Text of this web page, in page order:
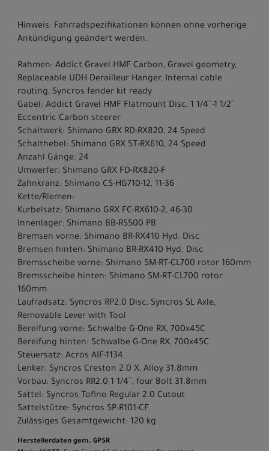
Hinweis: Fahrradspezifikationen können ohne vorherige
Ankündigung geändert werden.
Rahmen: Addict Gravel HMF Carbon, Gravel geometry,
Replaceable UDH Derailleur Hanger, Internal cable
routing, Syncros fender kit ready
Gabel: Addict Gravel HMF Flatmount Disc, 1 1/4´´-1 1/2´´
Eccentric Carbon steerer
Schaltwerk: Shimano GRX RD-RX820, 24 Speed
Schalthebel: Shimano GRX ST-RX610, 24 Speed
Anzahl Gänge: 24
Umwerfer: Shimano GRX FD-RX820-F
Zahnkranz: Shimano CS-HG710-12, 11-36
Kette/Riemen:
Kurbelsatz: Shimano GRX FC-RX610-2, 46-30
Innenlager: Shimano BB-RS500 PB
Bremsen vorne: Shimano BR-RX410 Hyd. Disc
Bremsen hinten: Shimano BR-RX410 Hyd. Disc
Bremsscheibe vorne: Shimano SM-RT-CL700 rotor 160mm
Bremsscheibe hinten: Shimano SM-RT-CL700 rotor
160mm
Laufradsatz: Syncros RP2.0 Disc, Syncros SL Axle,
Removable Lever with Tool
Bereifung vorne: Schwalbe G-One RX, 700x45C
Bereifung hinten: Schwalbe G-One RX, 700x45C
Steuersatz: Acros AIF-1134
Lenker: Syncros Creston 2.0 X, Alloy 31.8mm
Vorbau: Syncros RR2.0 1 1/4´´, four Bolt 31.8mm
Sattel: Syncros Tofino Regular 2.0 Cutout
Sattelstütze: Syncros SP-R101-CF
Zulässiges Gesamtgewicht: 120 kg
Herstellerdaten gem. GPSR